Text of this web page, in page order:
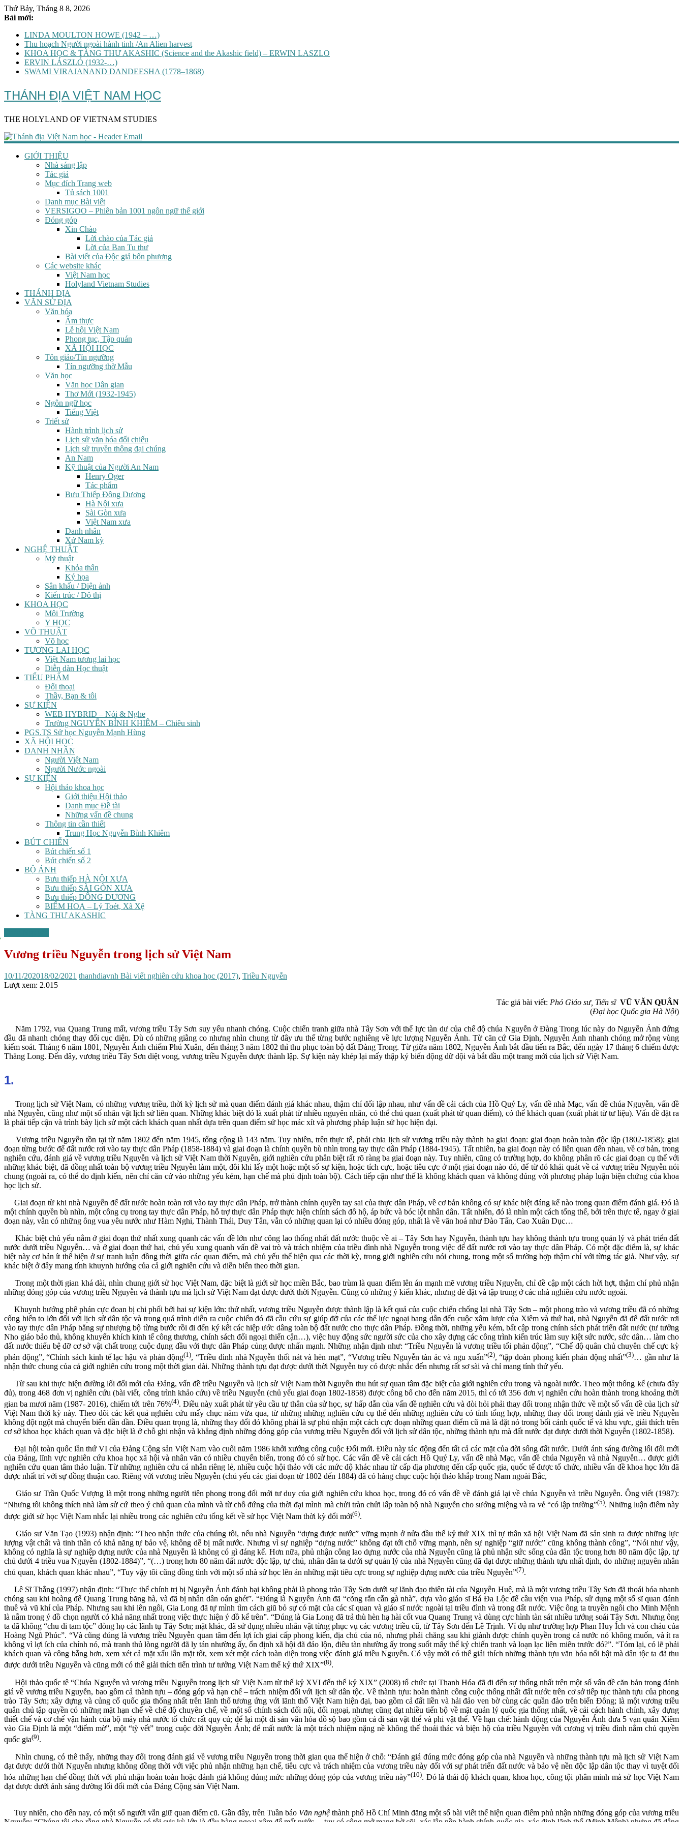
Thứ Bảy, Tháng 8 8, 2026
Bài mới:
LINDA MOULTON HOWE (1942 – …)
Thu hoạch Người ngoài hành tinh /An Alien harvest
KHOA HỌC & TÀNG THƯ AKASHIC (Science and the Akashic field) – ERWIN LASZLO
ERVIN LÁSZLÓ (1932-…)
SWAMI VIRAJANAND DANDEESHA (1778–1868)
THÁNH ĐỊA VIỆT NAM HỌC
THE HOLYLAND OF VIETNAM STUDIES
GIỚI THIỆU
Nhà sáng lập
Tác giả
Mục đích Trang web
Tủ sách 1001
Danh mục Bài viết
VERSIGOO – Phiên bản 1001 ngôn ngữ thế giới
Đóng góp
Xin Chào
Lời chào của Tác giả
Lời của Ban Tu thư
Bài viết của Độc giả bốn phương
Các website khác
Việt Nam học
Holyland Vietnam Studies
THÁNH ĐỊA
VĂN SỬ ĐỊA
Văn hóa
Ẩm thực
Lễ hội Việt Nam
Phong tục, Tập quán
XÃ HỘI HỌC
Tôn giáo/Tín ngưỡng
Tín ngưỡng thờ Mẫu
Văn học
Văn học Dân gian
Thơ Mới (1932-1945)
Ngôn ngữ học
Tiếng Việt
Triết sử
Hành trình lịch sử
Lịch sử văn hóa đối chiếu
Lịch sử truyền thông đại chúng
An Nam
Kỹ thuật của Người An Nam
Henry Oger
Tác phẩm
Bưu Thiếp Đông Dương
Hà Nội xưa
Sài Gòn xưa
Việt Nam xưa
Danh nhân
Xứ Nam kỳ
NGHỆ THUẬT
Mỹ thuật
Khỏa thân
Ký họa
Sân khấu / Điện ảnh
Kiến trúc / Đô thị
KHOA HỌC
Môi Trường
Y HỌC
VÕ THUẬT
Võ học
TƯƠNG LAI HỌC
Việt Nam tương lai học
Diễn dàn Học thuật
TIỂU PHẨM
Đối thoại
Thầy, Bạn & tôi
SỰ KIỆN
WEB HYBRID – Nói & Nghe
Trường NGUYỄN BỈNH KHIÊM – Chiêu sinh
PGS.TS Sử học Nguyễn Mạnh Hùng
XÃ HỘI HỌC
DANH NHÂN
Người Việt Nam
Người Nước ngoài
SỰ KIỆN
Hội thảo khoa học
Giới thiệu Hội thảo
Danh mục Đề tài
Những vấn đề chung
Thông tin cần thiết
Trung Học Nguyễn Bỉnh Khiêm
BÚT CHIẾN
Bút chiến số 1
Bút chiến số 2
BỘ ẢNH
Bưu thiếp HÀ NỘI XƯA
Bưu thiếp SÀI GÒN XƯA
Bưu thiếp ĐÔNG DƯƠNG
BIẾM HOẠ – Lý Toét, Xã Xệ
TÀNG THƯ AKASHIC
Vương triều Nguyễn trong lịch sử Việt Nam
10/11/202018/02/2021 thanhdiavnh Bài viết nghiên cứu khoa học (2017), Triều Nguyễn
Lượt xem: 2.015
Tác giả bài viết: Phó Giáo sư, Tiến sĩ VŨ VĂN QUÂN
(Đại học Quốc gia Hà Nội)
Năm 1792, vua Quang Trung mất, vương triều Tây Sơn suy yếu nhanh chóng. Cuộc chiến tranh giữa nhà Tây Sơn với thế lực tàn dư của chế độ chúa Nguyễn ở Đàng Trong lúc này do Nguyễn Ánh đứng
đầu đã nhanh chóng thay đổi cục diện. Dù có những giằng co nhưng nhìn chung từ đây ưu thế từng bước nghiêng về lực lượng Nguyễn Ánh. Từ căn cứ Gia Định, Nguyễn Ánh nhanh chóng mở rộng vùng
kiểm soát. Tháng 6 năm 1801, Nguyễn Ánh chiếm Phú Xuân, đến tháng 3 năm 1802 thì thu phục toàn bộ đất Đàng Trong. Từ giữa năm 1802, Nguyễn Ánh bắt đầu tiến ra Bắc, đến ngày 17 tháng 6 chiếm được
Thăng Long. Đến đây, vương triều Tây Sơn diệt vong, vương triều Nguyễn được thành lập. Sự kiện này khép lại mấy thập kỷ biến động dữ dội và bắt đầu một trang mới của lịch sử Việt Nam.
1.
Trong lịch sử Việt Nam, có những vương triều, thời kỳ lịch sử mà quan điểm đánh giá khác nhau, thậm chí đối lập nhau, như vấn đề cải cách của Hồ Quý Ly, vấn đề nhà Mạc, vấn đề chúa Nguyễn, vấn đề
nhà Nguyễn, cũng như một số nhân vật lịch sử liên quan. Những khác biệt đó là xuất phát từ nhiều nguyên nhân, có thể chủ quan (xuất phát từ quan điểm), có thể khách quan (xuất phát từ tư liệu). Vấn đề đặt ra
là phải tiếp cận và trình bày lịch sử một cách khách quan nhất dựa trên quan điểm sử học mác xít và phương pháp luận sử học hiện đại.
Vương triều Nguyễn tồn tại từ năm 1802 đến năm 1945, tổng cộng là 143 năm. Tuy nhiên, trên thực tế, phải chia lịch sử vương triều này thành ba giai đoạn: giai đoạn hoàn toàn độc lập (1802-1858); giai
đoạn từng bước để đất nước rơi vào tay thực dân Pháp (1858-1884) và giai đoạn là chính quyền bù nhìn trong tay thực dân Pháp (1884-1945). Tất nhiên, ba giai đoạn này có liên quan đến nhau, về cơ bản, trong
nghiên cứu, đánh giá về vương triều Nguyễn và lịch sử Việt Nam thời Nguyễn, giới nghiên cứu phân biệt rất rõ ràng ba giai đoạn này. Tuy nhiên, cũng có trường hợp, do không phân rõ các giai đoạn cụ thể với
những khác biệt, đã đồng nhất toàn bộ vương triều Nguyễn làm một, đôi khi lấy một hoặc một số sự kiện, hoặc tích cực, hoặc tiêu cực ở một giai đoạn nào đó, để từ đó khái quát về cả vương triều Nguyễn nói
chung (ngoài ra, có thể do định kiến, nên chỉ căn cứ vào những yếu kém, hạn chế mà phủ định toàn bộ). Cách tiếp cận như thế là không khách quan và không đúng với phương pháp luận biện chứng của khoa
học lịch sử.
Giai đoạn từ khi nhà Nguyễn để đất nước hoàn toàn rơi vào tay thực dân Pháp, trở thành chính quyền tay sai của thực dân Pháp, về cơ bản không có sự khác biệt đáng kể nào trong quan điểm đánh giá. Đó là
một chính quyền bù nhìn, một công cụ trong tay thực dân Pháp, hỗ trợ thực dân Pháp thực hiện chính sách đô hộ, áp bức và bóc lột nhân dân. Tất nhiên, đó là nhìn một cách tổng thể, bởi trên thực tế, ngay ở giai
đoạn này, vẫn có những ông vua yêu nước như Hàm Nghi, Thành Thái, Duy Tân, vẫn có những quan lại có nhiều đóng góp, nhất là về văn hoá như Đào Tấn, Cao Xuân Dục…
Khác biệt chủ yếu nằm ở giai đoạn thứ nhất xung quanh các vấn đề lớn như công lao thống nhất đất nước thuộc về ai – Tây Sơn hay Nguyễn, thành tựu hay không thành tựu trong quản lý và phát triển đất
nước dưới triều Nguyễn… và ở giai đoạn thứ hai, chủ yếu xung quanh vấn đề vai trò và trách nhiệm của triều đình nhà Nguyễn trong việc để đất nước rơi vào tay thực dân Pháp. Có một đặc điểm là, sự khác
biệt này cơ bản ít thể hiện ở sự tranh luận đồng thời giữa các quan điểm, mà chủ yếu thể hiện qua các thời kỳ, trong giới nghiên cứu nói chung, trong một số trường hợp thậm chí với từng tác giả. Như vậy, sự
khác biệt ở đây mang tính khuynh hướng của cả giới nghiên cứu và diễn biến theo thời gian.
Trong một thời gian khá dài, nhìn chung giới sử học Việt Nam, đặc biệt là giới sử học miền Bắc, bao trùm là quan điểm lên án mạnh mẽ vương triều Nguyễn, chỉ đề cập một cách hời hợt, thậm chí phủ nhận
những đóng góp của vương triều Nguyễn và thành tựu mà lịch sử Việt Nam đạt được dưới thời Nguyễn. Cũng có những ý kiến khác, nhưng dè dặt và tập trung ở các nhà nghiên cứu nước ngoài.
Khuynh hướng phê phán cực đoan bị chi phối bởi hai sự kiện lớn: thứ nhất, vương triều Nguyễn được thành lập là kết quả của cuộc chiến chống lại nhà Tây Sơn – một phong trào và vương triều đã có những
cống hiến to lớn đối với lịch sử dân tộc và trong quá trình diễn ra cuộc chiến đó đã cầu cứu sự giúp đỡ của các thế lực ngoại bang dẫn đến cuộc xâm lược của Xiêm và thứ hai, nhà Nguyễn đã để đất nước rơi
vào tay thực dân Pháp bằng sự nhượng bộ từng bước rồi đi đến ký kết các hiệp ước dâng toàn bộ đất nước cho thực dân Pháp. Đồng thời, những yếu kém, bất cập trong chính sách phát triển đất nước (tư tưởng
Nho giáo bảo thủ, không khuyến khích kinh tế công thương, chính sách đối ngoại thiển cận…), việc huy động sức người sức của cho xây dựng các công trình kiến trúc làm suy kiệt sức nước, sức dân… làm cho
đất nước thiếu bệ đỡ cơ sở vật chất trong cuộc đụng đầu với thực dân Pháp củng được nhấn mạnh. Những nhận định như: “Triều Nguyễn là vương triều tối phản động”, “Chế độ quân chủ chuyên chế cực kỳ
phản động”, “Chính sách kinh tế lạc hậu và phản động(1), “Triều đình nhà Nguyễn thối nát và hèn mạt”, “Vương triều Nguyễn tàn ác và ngu xuẩn”(2), “tập đoàn phong kiến phản động nhất”(3)… gần như là
nhận thức chung của cả giới nghiên cứu trong một thời gian dài. Những thành tựu đạt được dưới thời Nguyễn tuy có được nhắc đến nhưng rất sơ sài và chỉ mang tính thứ yếu.
Từ sau khi thực hiện đường lối đổi mới của Đảng, vấn đề triều Nguyễn và lịch sử Việt Nam thời Nguyễn thu hút sự quan tâm đặc biệt của giới nghiên cứu trong và ngoài nước. Theo một thống kế (chưa đầy
đủ), trong 468 đơn vị nghiên cứu (bài viết, công trình khảo cứu) về triều Nguyễn (chủ yếu giai đoạn 1802-1858) được công bố cho đến năm 2015, thì có tới 356 đơn vị nghiên cứu hoàn thành trong khoảng thời
gian ba mươi năm (1987- 2016), chiếm tới trên 76%(4). Điều này xuất phát từ yêu cầu tự thân của sử học, sự hấp dẫn của vấn đề nghiên cứu và đòi hỏi phải thay đổi trong nhận thức về một số vấn đề của lịch sử
Việt Nam thời kỳ này. Theo dõi các kết quả nghiên cứu mấy chục năm vừa qua, từ những những nghiên cứu cụ thể đến những nghiên cứu có tính tổng hợp, những thay đổi trong đánh giá về triều Nguyễn
không đột ngột mà chuyển biến dần dần. Điều quan trọng là, những thay đổi đó không phải là sự phủ nhận một cách cực đoạn những quan điểm cũ mà là đặt nó trong bối cảnh quốc tế và khu vực, giải thích trên
cơ sở khoa học khách quan và đặc biệt là ở chỗ ghi nhận và khẳng định những đóng góp của vương triều Nguyễn đối với lịch sử dân tộc, những thành tựu mà đất nước đạt được dưới thời Nguyễn (1802-1858).
Đại hội toàn quốc lần thứ VI của Đảng Cộng sản Việt Nam vào cuối năm 1986 khởi xướng công cuộc Đổi mới. Điều này tác động đến tất cả các mặt của đời sống đất nước. Dưới ánh sáng đường lối đổi mới
của Đảng, lĩnh vực nghiên cứu khoa học xã hội và nhân văn có nhiều chuyển biến, trong đó có sử học. Các vấn đề về cải cách Hồ Quý Ly, vấn đề nhà Mạc, vấn đề chúa Nguyễn và nhà Nguyễn… được giới
nghiên cứu quan tâm thảo luận. Từ những nghiên cứu cá nhân riêng lẻ, nhiều cuộc hội thảo với các mức độ khác nhau từ cấp địa phương đến cấp quốc gia, quốc tế được tổ chức, nhiều vấn đề khoa học lớn đã
được nhất trí với sự đồng thuận cao. Riêng với vương triều Nguyễn (chủ yếu các giai đoạn từ 1802 đến 1884) đã có hàng chục cuộc hội thảo khắp trong Nam ngoài Bắc,
Giáo sư Trần Quốc Vượng là một trong những người tiên phong trong đổi mới tư duy của giới nghiên cứu khoa học, trong đó có vấn đề về đánh giá lại về chúa Nguyễn và triều Nguyễn. Ông viết (1987):
“Nhưng tôi không thích nhà làm sử cứ theo ý chủ quan của mình và từ chỗ đứng của thời đại mình mà chửi tràn chửi lấp toàn bộ nhà Nguyễn cho sướng miệng và ra vẻ “có lập trường”(5). Những luận điểm này
được giới sử học Việt Nam nhắc lại nhiều trong các nghiên cứu tổng kết về sử học Việt Nam thời kỳ đổi mới(6).
Giáo sư Văn Tạo (1993) nhận định: “Theo nhận thức của chúng tôi, nếu nhà Nguyễn “dựng được nước” vững mạnh ở nửa đầu thế kỷ thứ XIX thì tự thân xã hội Việt Nam đã sản sinh ra được những lực
lượng vật chất và tinh thần có khả năng tự bảo vệ, không dễ bị mất nước. Nhưng vì sự nghiệp “dựng nước” không đạt tới chỗ vững mạnh, nên sự nghiệp “giữ nước” cũng không thành công”, “Nói như vậy,
không có nghĩa là sự nghiệp dựng nước của nhà Nguyễn là không có gì đáng kể. Hơn nữa, phủ nhận công lao dựng nước của nhà Nguyễn cũng là phủ nhận sức sống của dân tộc trong hơn 80 năm độc lập, tự
chủ dưới 4 triều vua Nguyễn (1802-1884)”, “(…) trong hơn 80 năm đất nước độc lập, tự chủ, nhân dân ta dưới sự quản lý của nhà Nguyễn cũng đã đạt được những thành tựu nhất định, do những nguyên nhân
chủ quan, khách quan khác nhau”, “Tuy vậy tôi cũng đồng tình với một số nhà sử học lên án những mặt tiêu cực trong sự nghiệp dựng nước của triều Nguyễn”(7).
Lê Sĩ Thắng (1997) nhận định: “Thực thể chính trị bị Nguyễn Ánh đánh bại không phải là phong trào Tây Sơn dưới sự lãnh đạo thiên tài của Nguyễn Huệ, mà là một vương triều Tây Sơn đã thoái hóa nhanh
chóng sau khi hoàng đế Quang Trung băng hà, và đã bị nhân dân oán ghét”. “Đúng là Nguyễn Ánh đã “cõng rắn cắn gà nhà”, dựa vào giáo sĩ Bá Đa Lộc để cầu viện vua Pháp, sử dụng một số sĩ quan đánh
thuê và vũ khí của Pháp. Nhưng sau khi lên ngôi, Gia Long đã tự mình tìm cách giũ bỏ sự có mặt của các sĩ quan và giáo sĩ nước ngoài tại triều đình và trong đất nước. Việc ông ta truyền ngôi cho Minh Mệnh
là nằm trong ý đồ chọn người có khả năng nhất trong việc thực hiện ý đồ kể trên”. “Đúng là Gia Long đã trả thù hèn hạ hài cốt vua Quang Trung và dùng cực hình tàn sát nhiều tướng soái Tây Sơn. Nhưng ông
ta đã không “chu di tam tộc” dòng họ các lãnh tụ Tây Sơn; mặt khác, đã sử dụng nhiều nhân vật từng phục vụ các vương triều cũ, từ Tây Sơn đến Lê Trịnh. Ví dụ như trường hợp Phan Huy Ích và con cháu của
Hoàng Ngũ Phúc”. “Và cũng đúng là vương triều Nguyễn quan tâm đến lợi ích giai cấp phong kiến, địa chủ của nó, nhưng phải chăng sau khi giành được chính quyền trong cả nước nó không muốn, và ít ra
không vì lợi ích của chính nó, mà tranh thủ lòng người đã ly tán nhường ấy, ổn định xã hội đã đảo lộn, điêu tàn nhường ấy trong suốt mấy thế kỷ chiến tranh và loạn lạc liên miên trước đó?”. “Tóm lại, có lẽ phải
khách quan và công bằng hơn, xem xét cả mặt xấu lẫn mặt tốt, xem xét một cách toàn diện trong việc đánh giá triều Nguyễn. Có vậy mới có thể giải thích những thành tựu văn hóa nổi bật mà dân tộc ta đã thu
được dưới triều Nguyễn và cũng mới có thể giải thích tiến trình tư tưởng Việt Nam thế kỷ thứ XIX”(8).
Hội thảo quốc tê “Chúa Nguyễn và vương triều Nguyễn trong lịch sử Việt Nam từ thế kỷ XVI đến thế kỷ XIX” (2008) tổ chức tại Thanh Hóa đã đi đến sự thống nhất trên một số vấn đề căn bản trong đánh
giá về vương triều Nguyễn, bao gồm cả thành tựu – đóng góp và hạn chế – trách nhiệm đối với lịch sử dân tộc. Về thành tựu: hoàn thành công cuộc thống nhất đất nước trên cơ sở tiếp tục thành tựu của phong
trào Tây Sơn; xây dựng và củng cố quốc gia thống nhất trên lãnh thổ tương ứng với lãnh thổ Việt Nam hiện đại, bao gồm cả đất liền và hải đảo ven bờ cùng các quần đảo trên biển Đông; là một vương triều
quân chủ tập quyền có những mặt hạn chế về chế độ chuyên chế, về một số chính sách đối nội, đối ngoại, nhưng cũng đạt nhiều tiến bộ về mặt quản lý quốc gia thống nhất, về cải cách hành chính, xây dựng
thiết chế và cơ chế vận hành của bộ máy nhà nước tổ chức rất quy củ; để lại một di sản văn hóa đồ sộ bao gồm cả di sản vật thể và phi vật thể. Về hạn chế: hành động của Nguyễn Ánh đưa 5 vạn quân Xiêm
vào Gia Định là một “điểm mờ”, một “tỳ vết” trong cuộc đời Nguyễn Ánh; để mất nước là một trách nhiệm nặng nề không thể thoái thác và biện hộ của triều Nguyễn với cương vị triều đình nắm chủ quyền
quốc gia(9).
Nhìn chung, có thê thấy, những thay đổi trong đánh giá về vương triều Nguyễn trong thời gian qua thể hiện ở chỗ: “Đánh giá đúng mức đóng góp của nhà Nguyễn và những thành tựu mà lịch sử Việt Nam
đạt được dưới thời Nguyễn nhưng không đồng thời với việc phủ nhận những hạn chế, tiêu cực và trách nhiệm của vương triều này đối với sự phát triển đất nước và bảo vệ nền độc lập dân tộc thay vì tuyệt đối
hóa những hạn chế đồng thời với phủ nhận hoàn toàn hoặc đánh giá không đúng mức những đóng góp của vương triều này”(10). Đó là thái độ khách quan, khoa học, công tội phân minh mà sử học Việt Nam
đạt được dưới ánh sáng đường lối đổi mới của Đảng Cộng sản Việt Nam.
Tuy nhiên, cho đến nay, có một số người vẫn giữ quan điểm cũ. Gần đây, trên Tuần báo Văn nghệthành phố Hồ Chí Minh đăng một số bài viết thể hiện quan điểm phủ nhận những đóng góp của vương triều